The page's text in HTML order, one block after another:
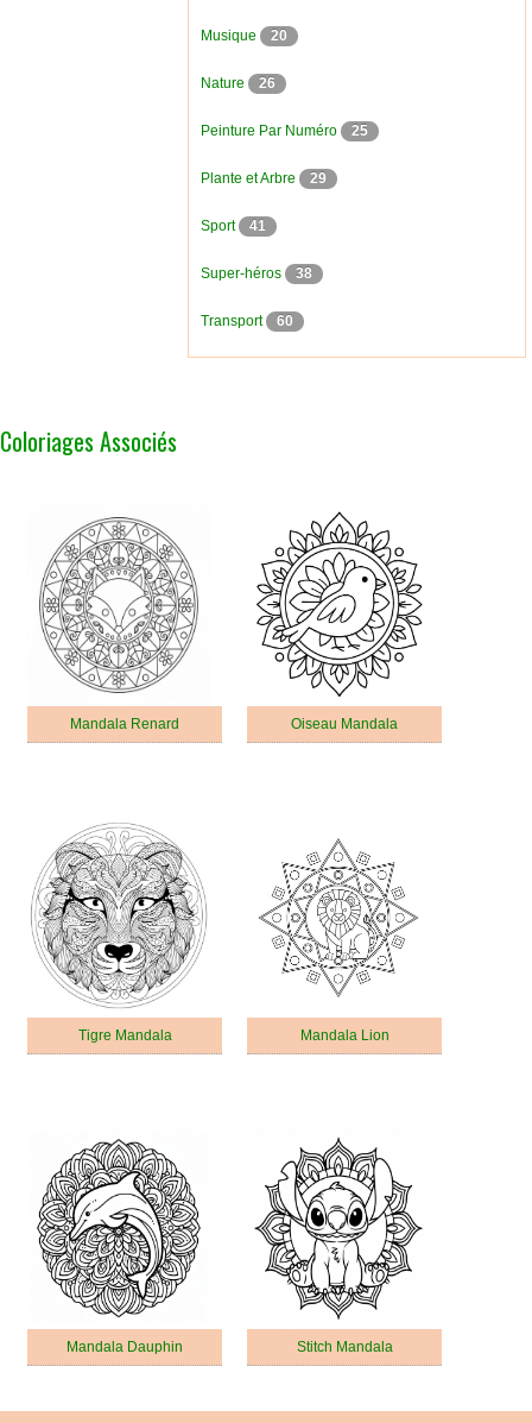
Musique 20
Nature 26
Peinture Par Numéro 25
Plante et Arbre 29
Sport 41
Super-héros 38
Transport 60
Coloriages Associés
Mandala Renard Oiseau Mandala
Tigre Mandala Mandala Lion
Mandala Dauphin Stitch Mandala